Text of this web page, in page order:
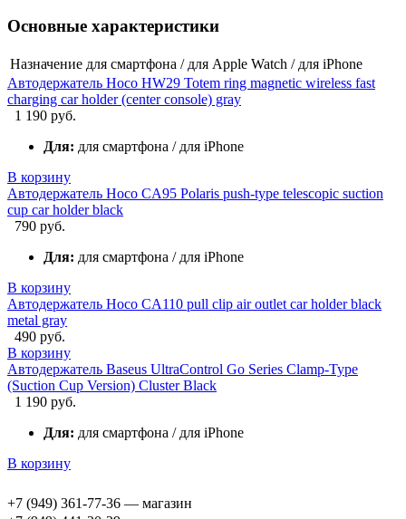
Основные характеристики
Назначение для смартфона / для Apple Watch / для iPhone
Автодержатель Hoco HW29 Totem ring magnetic wireless fast
charging car holder (center console) gray
1 190 руб.
Для: для смартфона / для iPhone
В корзину
Автодержатель Hoco CA95 Polaris push-type telescopic suction
cup car holder black
790 руб.
Для: для смартфона / для iPhone
В корзину
Автодержатель Hoco CA110 pull clip air outlet car holder black
metal gray
490 руб.
В корзину
Автодержатель Baseus UltraControl Go Series Clamp-Type
(Suction Cup Version) Cluster Black
1 190 руб.
Для: для смартфона / для iPhone
В корзину
+7 (949) 361-77-36 — магазин